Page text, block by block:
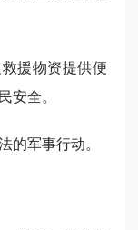
援物资提供便
安全。
的军事行动。